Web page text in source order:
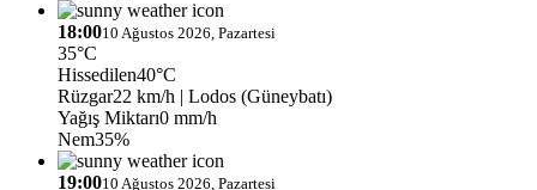
18:0010 Ağustos 2026, Pazartesi
35°C
Hissedilen40°C
Rüzgar22 km/h | Lodos (Güneybatı)
Yağış Miktarı0 mm/h
Nem35%
19:0010 Ağustos 2026, Pazartesi